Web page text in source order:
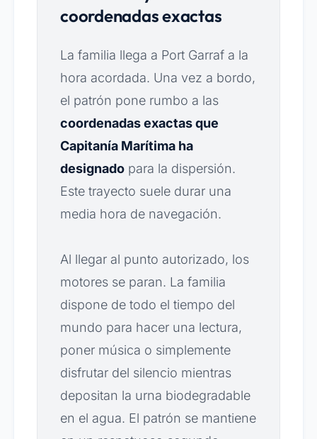
coordenadas exactas
La familia llega a Port Garraf a la
hora acordada. Una vez a bordo,
el patrón pone rumbo a las
coordenadas exactas que
Capitanía Marítima ha
designado para la dispersión.
Este trayecto suele durar una
media hora de navegación.
Al llegar al punto autorizado, los
motores se paran. La familia
dispone de todo el tiempo del
mundo para hacer una lectura,
poner música o simplemente
disfrutar del silencio mientras
depositan la urna biodegradable
en el agua. El patrón se mantiene